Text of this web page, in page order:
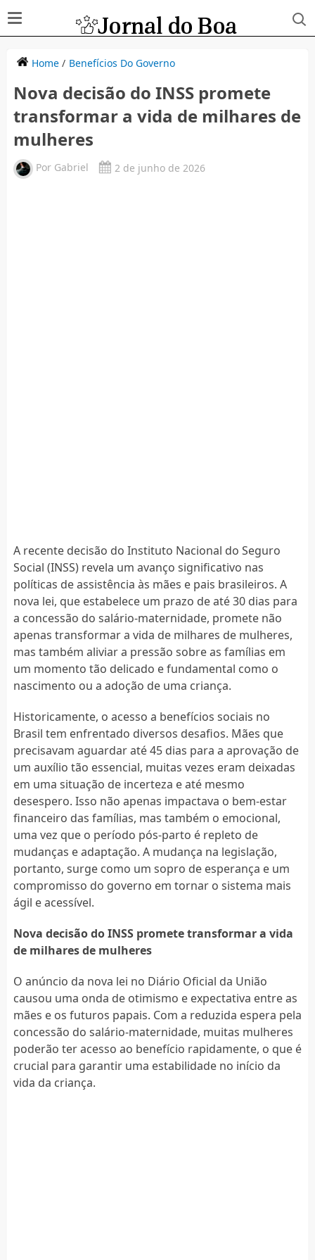
Home/ Benefícios Do Governo
Nova decisão do INSS promete
transformar a vida de milhares de
mulheres
Por Gabriel 2 de junho de 2026
A recente decisão do Instituto Nacional do Seguro
Social (INSS) revela um avanço significativo nas
políticas de assistência às mães e pais brasileiros. A
nova lei, que estabelece um prazo de até 30 dias para
a concessão do salário-maternidade, promete não
apenas transformar a vida de milhares de mulheres,
mas também aliviar a pressão sobre as famílias em
um momento tão delicado e fundamental como o
nascimento ou a adoção de uma criança.
Historicamente, o acesso a benefícios sociais no
Brasil tem enfrentado diversos desafios. Mães que
precisavam aguardar até 45 dias para a aprovação de
um auxílio tão essencial, muitas vezes eram deixadas
em uma situação de incerteza e até mesmo
desespero. Isso não apenas impactava o bem-estar
financeiro das famílias, mas também o emocional,
uma vez que o período pós-parto é repleto de
mudanças e adaptação. A mudança na legislação,
portanto, surge como um sopro de esperança e um
compromisso do governo em tornar o sistema mais
ágil e acessível.
Nova decisão do INSS promete transformar a vida
de milhares de mulheres
O anúncio da nova lei no Diário Oficial da União
causou uma onda de otimismo e expectativa entre as
mães e os futuros papais. Com a reduzida espera pela
concessão do salário-maternidade, muitas mulheres
poderão ter acesso ao benefício rapidamente, o que é
crucial para garantir uma estabilidade no início da
vida da criança.